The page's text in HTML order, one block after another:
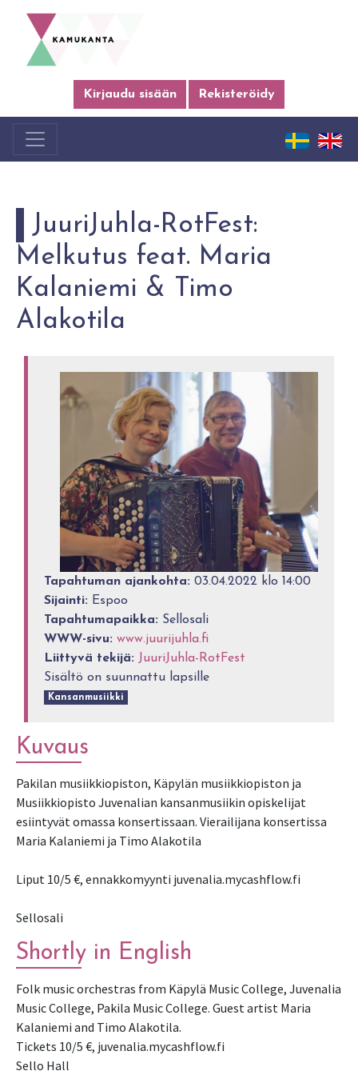
Kirjaudu sisään Rekisteröidy
JuuriJuhla-RotFest:
Melkutus feat. Maria
Kalaniemi & Timo
Alakotila
Tapahtuman ajankohta: 03.04.2022 klo 14:00
Sijainti: Espoo
Tapahtumapaikka: Sellosali
WWW-sivu: www.juurijuhla.fi
Liittyvä tekijä: JuuriJuhla-RotFest
Sisältö on suunnattu lapsille
Kansanmusiikki
Kuvaus
Pakilan musiikkiopiston, Käpylän musiikkiopiston ja
Musiikkiopisto Juvenalian kansanmusiikin opiskelijat
esiintyvät omassa konsertissaan. Vierailijana konsertissa
Maria Kalaniemi ja Timo Alakotila
Liput 10/5 €, ennakkomyynti juvenalia.mycashflow.fi
Sellosali
Shortly in English
Folk music orchestras from Käpylä Music College, Juvenalia
Music College, Pakila Music College. Guest artist Maria
Kalaniemi and Timo Alakotila.
Tickets 10/5 €, juvenalia.mycashflow.fi